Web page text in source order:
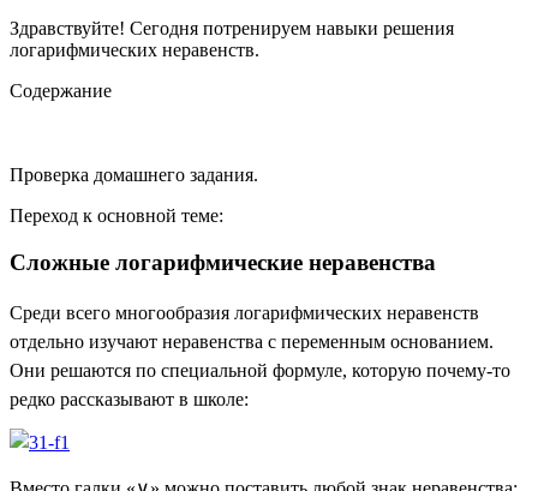
Здравствуйте! Сегодня потренируем навыки решения
логарифмических неравенств.
Содержание
Проверка домашнего задания.
Переход к основной теме:
Сложные логарифмические неравенства
Среди всего многообразия логарифмических неравенств
отдельно изучают неравенства с переменным основанием.
Они решаются по специальной формуле, которую почему-то
редко рассказывают в школе: